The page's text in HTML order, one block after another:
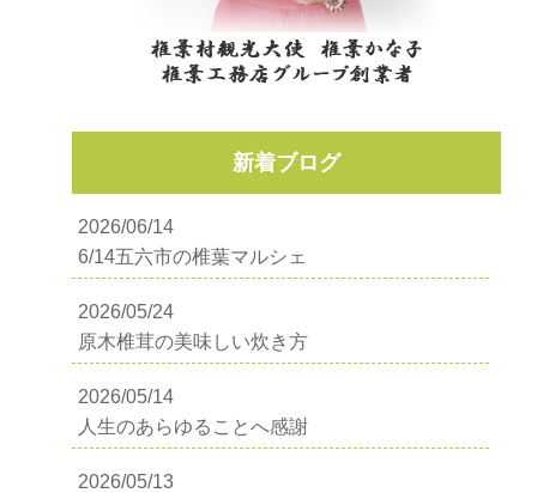
新着ブログ
2026/06/14
6/14五六市の椎葉マルシェ
2026/05/24
原木椎茸の美味しい炊き方
2026/05/14
人生のあらゆることへ感謝
2026/05/13